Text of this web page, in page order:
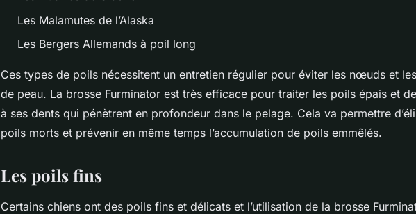
Les Malamutes de l’Alaska
Les Bergers Allemands à poil long
Ces types de poils nécessitent un entretien régulier pour éviter les nœuds et
de peau. La brosse Furminator est très efficace pour traiter les poils épais et
à ses dents qui pénètrent en profondeur dans le pelage. Cela va permettre
poils morts et prévenir en même temps l’accumulation de poils emmêlés.
Les poils fins
Certains chiens ont des poils fins et délicats et l’utilisation de la brosse